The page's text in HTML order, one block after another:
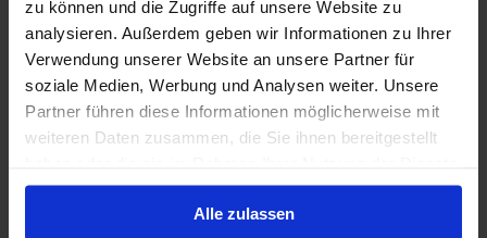
zu können und die Zugriffe auf unsere Website zu
analysieren. Außerdem geben wir Informationen zu Ihrer
Verwendung unserer Website an unsere Partner für
soziale Medien, Werbung und Analysen weiter. Unsere
Partner führen diese Informationen möglicherweise mit
weiteren Daten zusammen, die Sie ihnen bereitgestellt
gesammelt haben.
Alle zulassen
MS Sukapha wurde 2006 als Schwesternschiff von MS
Charadew 1 speziell für Reisen in Ostindien gebaut.
Mit maximal 24 Passagieren erreicht MS Sukapha
ursprüngliche und kulturell einzigartige Orte am Ufer
des Bhramaputra und bringt Ihnen die Teeregion
Assams näher. Das komfortable Schiff begeistert mit
von lokalen und talentierten Künstlern und
Handwerkern hergestellt wurden.
Währung:
EUR
Passagiere:
24
Deckplan anzeigen